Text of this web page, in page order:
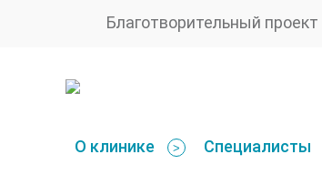
Благотворительный проект
О клинике > Специалисты